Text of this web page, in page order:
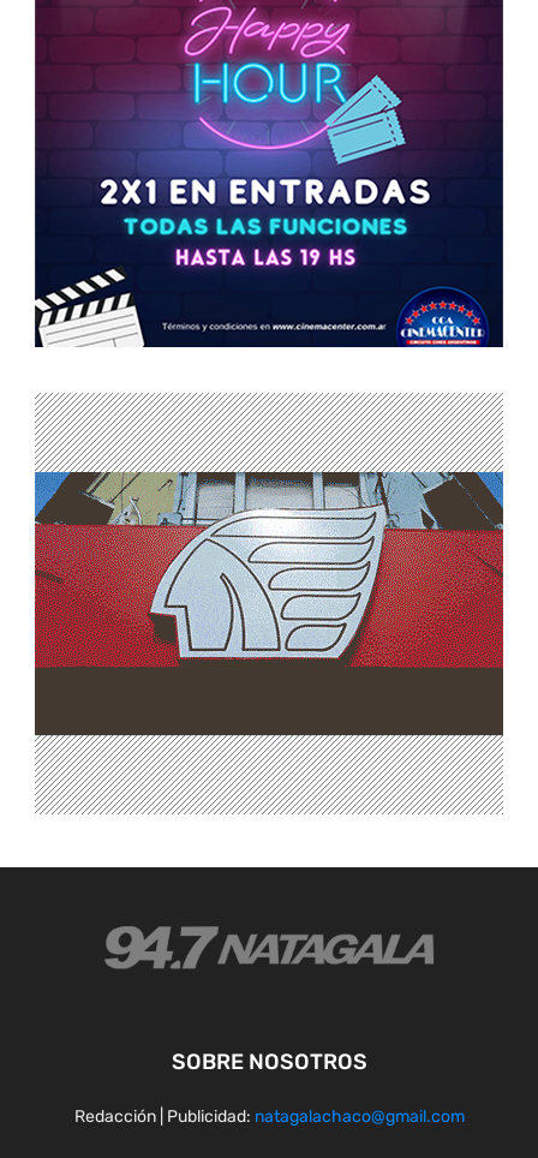
SOBRE NOSOTROS
Redacción | Publicidad: natagalachaco@gmail.com